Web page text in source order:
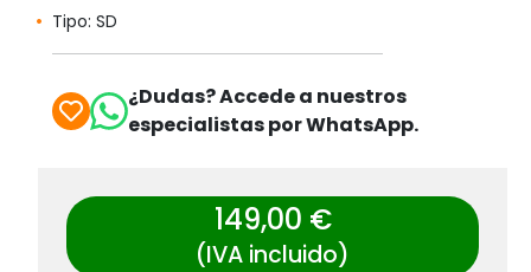
Tipo: SD
¿Dudas? Accede a nuestros
especialistas por WhatsApp.
149,00 €
(IVA incluido)